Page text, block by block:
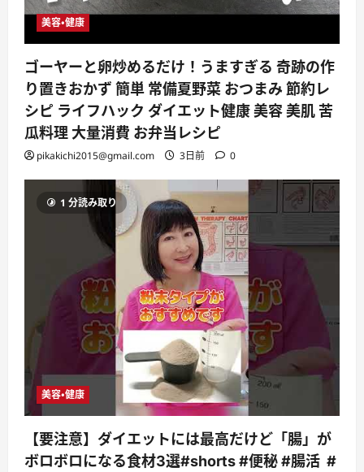
美容・健康
ゴーヤーと卵炒めるだけ！うますぎる 奇跡の作
り置きおかず 簡単 常備夏野菜 おつまみ 節約レ
シピ ライフハック ダイエット健康 美容 美肌 苦
瓜料理 大量消費 お弁当レシピ
pikakichi2015@gmail.com 3日前 0
1 分読み取り
美容・健康
【要注意】ダイエットには最高だけど「腸」が
ボロボロになる食材3選#shorts #便秘 #腸活 #